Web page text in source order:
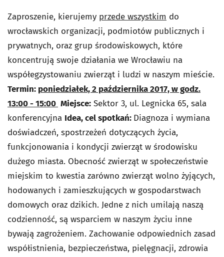
Zaproszenie, kierujemy przede wszystkim do
wrocławskich organizacji, podmiotów publicznych i
prywatnych, oraz grup środowiskowych, które
koncentrują swoje działania we Wrocławiu na
współegzystowaniu zwierząt i ludzi w naszym mieście.
Termin: poniedziałek, 2 października 2017, w godz.
13:00 - 15:00 Miejsce: Sektor 3, ul. Legnicka 65, sala
konferencyjna Idea, cel spotkań: Diagnoza i wymiana
doświadczeń, spostrzeżeń dotyczących życia,
funkcjonowania i kondycji zwierząt w środowisku
dużego miasta. Obecność zwierząt w społeczeństwie
miejskim to kwestia zarówno zwierząt wolno żyjących,
hodowanych i zamieszkujących w gospodarstwach
domowych oraz dzikich. Jedne z nich umilają naszą
codzienność, są wsparciem w naszym życiu inne
bywają zagrożeniem. Zachowanie odpowiednich zasad
współistnienia, bezpieczeństwa, pielęgnacji, zdrowia